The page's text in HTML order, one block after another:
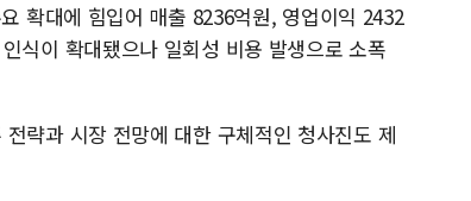
확대에 힘입어 매출 8236억원, 영업이익 2432
식이 확대됐으나 일회성 비용 발생으로 소폭
략과 시장 전망에 대한 구체적인 청사진도 제